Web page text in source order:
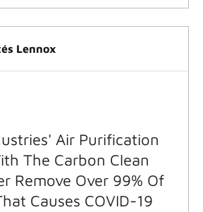
Lennox
Air Purification
The Carbon Clean
Remove Over 99% Of
Causes COVID-19